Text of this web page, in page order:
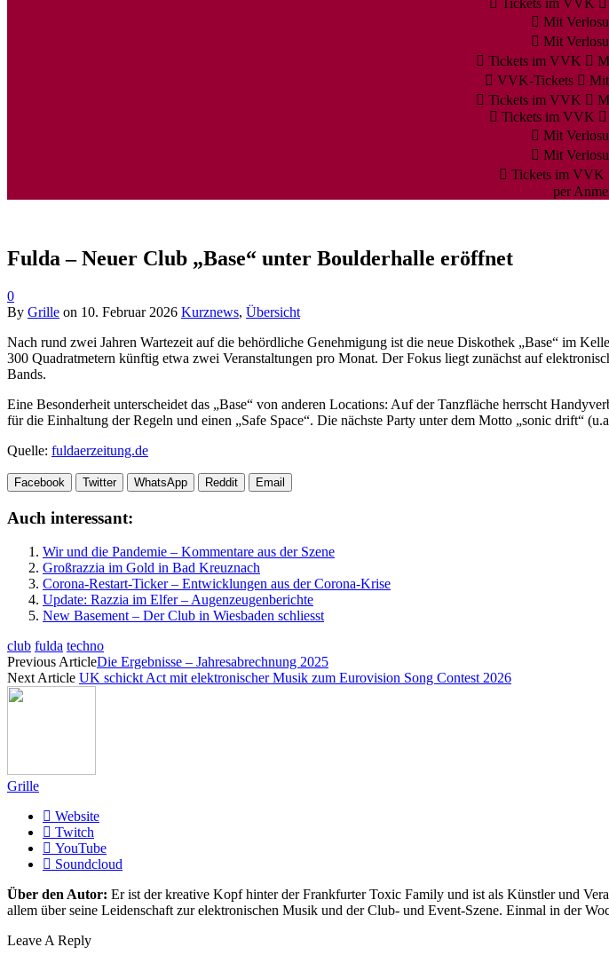
Tickets im VVK
Mit
Mit
Tickets im VVK
VVK-Tickets
Tickets im VVK
Tickets im VVK
Mit
Mit
Tickets im VVK
per
Fulda – Neuer Club „Base“ unter Boulderhalle eröffnet
0
By Grille on 10. Februar 2026 Kurznews, Übersicht
Nach rund zwei Jahren Wartezeit auf die behördliche Genehmigung ist die neue Diskothek „Base“ im
300 Quadratmetern künftig etwa zwei Veranstaltungen pro Monat. Der Fokus liegt zunächst auf
Bands.
Eine Besonderheit unterscheidet das „Base“ von anderen Locations: Auf der Tanzfläche herrscht
für die Einhaltung der Regeln und einen „Safe Space“. Die nächste Party unter dem Motto „sonic drift“
Quelle: fuldaerzeitung.de
Facebook Twitter WhatsApp Reddit Email
Auch interessant:
Wir und die Pandemie – Kommentare aus der Szene
Großrazzia im Gold in Bad Kreuznach
Corona-Restart-Ticker – Entwicklungen aus der Corona-Krise
Update: Razzia im Elfer – Augenzeugenberichte
New Basement – Der Club in Wiesbaden schliesst
club fulda techno
Previous ArticleDie Ergebnisse – Jahresabrechnung 2025
Next Article UK schickt Act mit elektronischer Musik zum Eurovision Song Contest 2026
Grille
Website
Twitch
YouTube
Soundcloud
Über den Autor: Er ist der kreative Kopf hinter der Frankfurter Toxic Family und ist als Künstler und
allem über seine Leidenschaft zur elektronischen Musik und der Club- und Event-Szene. Einmal in der
Leave A Reply